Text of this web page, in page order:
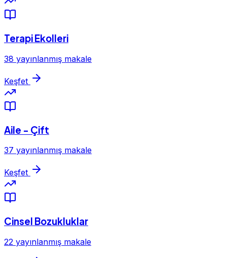
Terapi Ekolleri
38 yayınlanmış makale
Keşfet
Aile - Çift
37 yayınlanmış makale
Keşfet
Cinsel Bozukluklar
22 yayınlanmış makale